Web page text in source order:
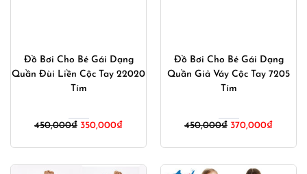
Đồ Bơi Cho Bé Gái Dạng
Quần Đùi Liền Cộc Tay 22020
Tím
450,000₫ Giá
450,000₫.
350,000₫Giá
là:
Đồ Bơi Cho Bé Gái Dạng
Quần Giả Váy Cộc Tay 7205
Tím
450,000₫ Giá
450,000₫.
370,000₫Giá
là: